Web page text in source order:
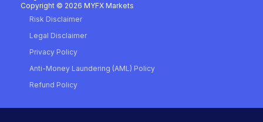
Copyright © 2026 MYFX Markets
Risk Disclaimer
Legal Disclaimer
Privacy Policy
Anti-Money Laundering (AML) Policy
Refund Policy